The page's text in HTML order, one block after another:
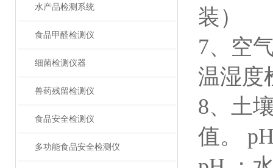
水产品检测系统
食品甲醛检测仪
细菌检测仪器
兽药残留检测仪
食品安全检测仪
多功能食品安全检测仪
装）
7、空
温湿度
8、土
值。